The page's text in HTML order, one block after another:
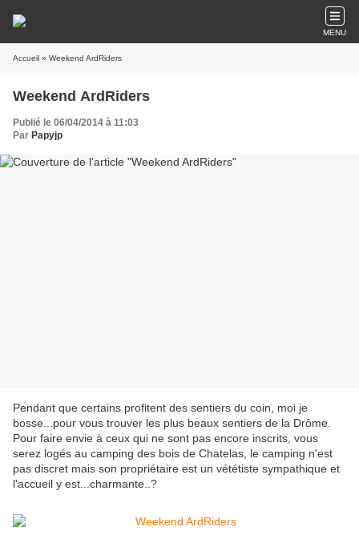
MENU
Accueil » Weekend ArdRiders
Weekend ArdRiders
Publié le 06/04/2014 à 11:03
Par Papyjp
Pendant que certains profitent des sentiers du coin, moi je
bosse...pour vous trouver les plus beaux sentiers de la Drôme.
Pour faire envie à ceux qui ne sont pas encore inscrits, vous
serez logés au camping des bois de Chatelas, le camping n'est
pas discret mais son propriétaire est un vététiste sympathique et
l'accueil y est...charmante..?